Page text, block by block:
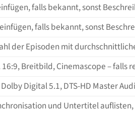
falls bekannt, sonst
falls bekannt, sonst
der Episoden mit
Breitbild, Cinemascope – falls
Digital 5.1, DTS-HD Master
und Untertitel auflisten,